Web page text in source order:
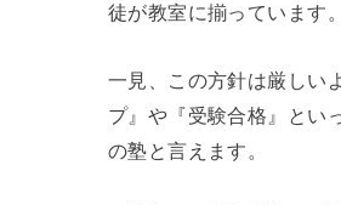
徒が教室に揃っています。
一見、この方針は厳しい
プ』や『受験合格』とい
の塾と言えます。